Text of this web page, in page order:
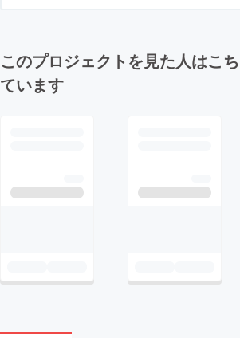
このプロジェクトを見た人はこ
ています